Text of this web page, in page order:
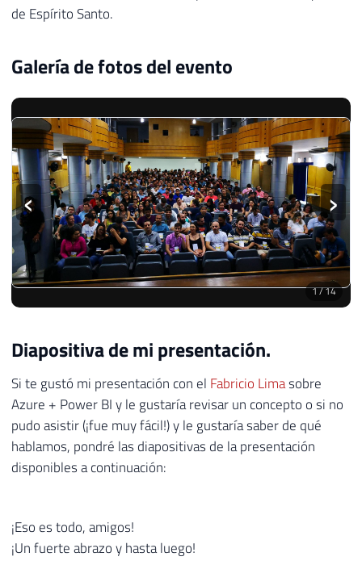
de Espírito Santo.
Galería de fotos del evento
‹ ›
2/14
Diapositiva de mi presentación.
Azure + Power BI y le gustaría revisar un concepto o si no
pudo asistir (¡fue muy fácil!) y le gustaría saber de qué
hablamos, pondré las diapositivas de la presentación
disponibles a continuación:
¡Eso es todo, amigos!
EVENTOS Y CHARLAS COMUNIDAD